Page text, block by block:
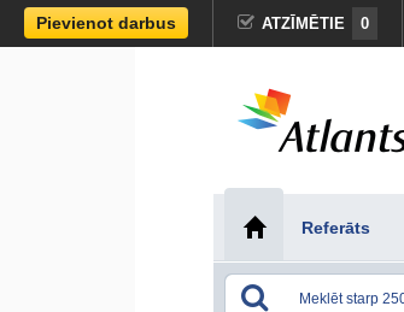
Pievienot darbus ATZĪMĒTIE 0
Referāts